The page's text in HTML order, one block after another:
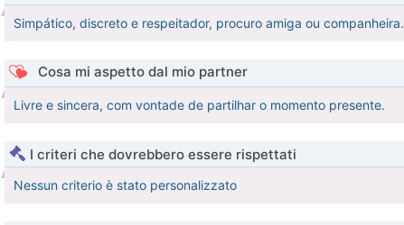
Simpático, discreto e respeitador, procuro amiga ou companheira.
Cosa mi aspetto dal mio partner
Livre e sincera, com vontade de partilhar o momento presente.
I criteri che dovrebbero essere rispettati
Nessun criterio è stato personalizzato